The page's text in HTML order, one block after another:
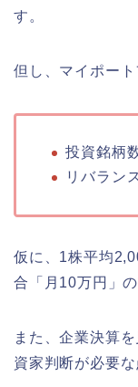
す。
但し、マイポー
投資銘柄
リバラン
仮に、1株平均
合「月10万円」
また、企業決算
資家判断が必要